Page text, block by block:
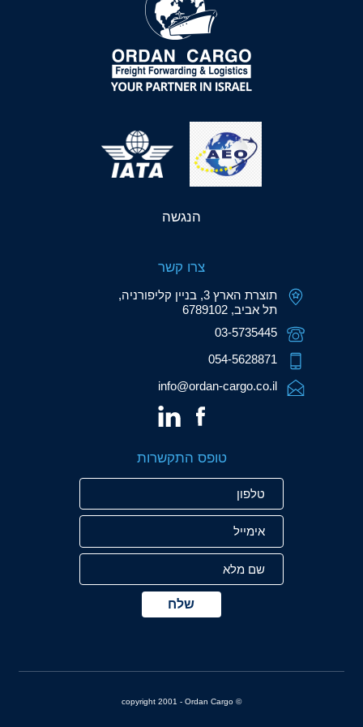
הנגשה
צרו קשר
תוצרת הארץ 3, בניין קליפורניה,
תל אביב, 6789102
03-5735445
054-5628871
info@ordan-cargo.co.il
טופס התקשרות
טלפון
אימייל
שם
מלא
© copyright 2001 - Ordan Cargo